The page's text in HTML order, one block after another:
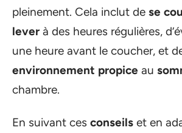
pleinement. Cela inclut de se
lever à des heures régulières,
une heure avant le coucher, et
environnement propice au
chambre.
En suivant ces conseils et en